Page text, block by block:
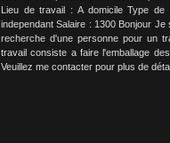
Lieu de travail : A domicile Type de
independant Salaire : 1300 Bonjour Je
recherche d'une personne pour un
travail consiste a faire l'emballage
Veuillez me contacter pour plus de